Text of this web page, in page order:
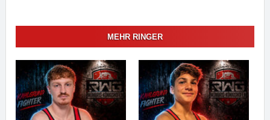
MEHR RINGER